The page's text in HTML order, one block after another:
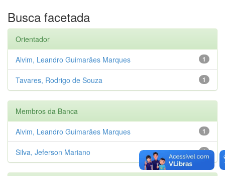
Busca facetada
Orientador
1
Alvim, Leandro Guimarães Marques
1
Tavares, Rodrigo de Souza
Membros da Banca
1
Alvim, Leandro Guimarães Marques
1
Silva, Jeferson Mariano